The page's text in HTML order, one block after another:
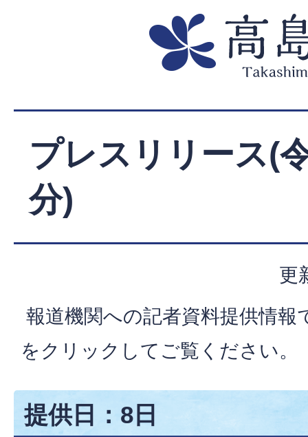
プレスリリース(
分)
更
報道機関への記者資料提供情報
をクリックしてご覧ください。
提供日：8日